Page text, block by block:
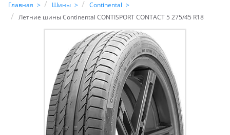
Главная Шины
Continental
Летние шины Continental CONTISPORT CONTACT 5 275/45 R18